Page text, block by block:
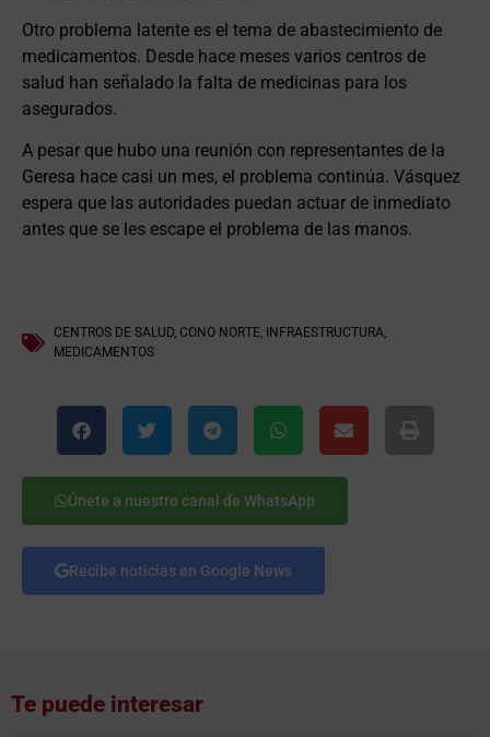
Otro problema latente es el tema de abastecimiento de
medicamentos. Desde hace meses varios centros de
salud han señalado la falta de medicinas para los
asegurados.
A pesar que hubo una reunión con representantes de la
Geresa hace casi un mes, el problema continúa. Vásquez
espera que las autoridades puedan actuar de inmediato
antes que se les escape el problema de las manos.
CENTROS DE SALUD, CONO NORTE, INFRAESTRUCTURA,
MEDICAMENTOS
Únete a nuestro canal de WhatsApp
Recibe noticias en Google News
Te puede interesar